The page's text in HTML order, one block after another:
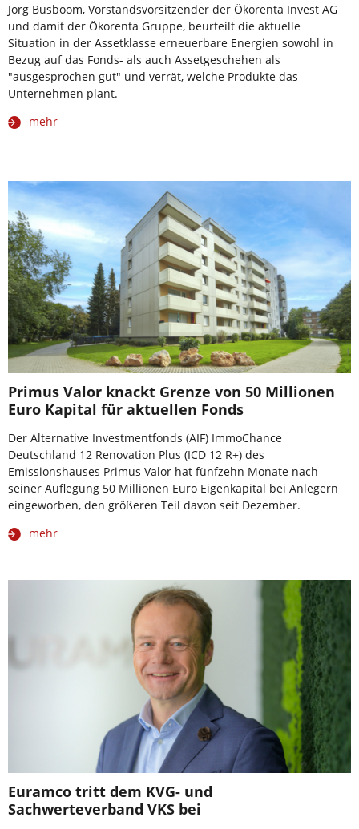
Jörg Busboom, Vorstandsvorsitzender der Ökorenta Invest AG
und damit der Ökorenta Gruppe, beurteilt die aktuelle
Situation in der Assetklasse erneuerbare Energien sowohl in
Bezug auf das Fonds- als auch Assetgeschehen als
"ausgesprochen gut" und verrät, welche Produkte das
Unternehmen plant.
mehr
Primus Valor knackt Grenze von 50 Millionen
Euro Kapital für aktuellen Fonds
Der Alternative Investmentfonds (AIF) ImmoChance
Deutschland 12 Renovation Plus (ICD 12 R+) des
Emissionshauses Primus Valor hat fünfzehn Monate nach
seiner Auflegung 50 Millionen Euro Eigenkapital bei Anlegern
eingeworben, den größeren Teil davon seit Dezember.
mehr
Euramco tritt dem KVG- und
Sachwerteverband VKS bei